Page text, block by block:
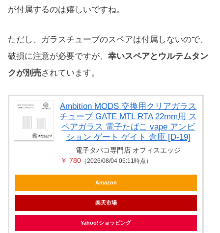
が付属するのは嬉しいですね。
ただし、ガラスチューブのスペアは付属しないので、
破損に注意が必要ですが、 幸いスペアとウルテムタン
クが別売されています。
Ambition MODS 交換用クリアガラス
チューブ GATE MTL RTA 22mm用 ス
ペアガラス 電子たばこ vape アンビ
ション ゲート ゲイト 倉庫 [D-19]
電子タバコ専門店 オフィスエッジ
￥ 780（2026/08/04 05:11時点）
Amazon
楽天市場
Yahoo!ショッピング